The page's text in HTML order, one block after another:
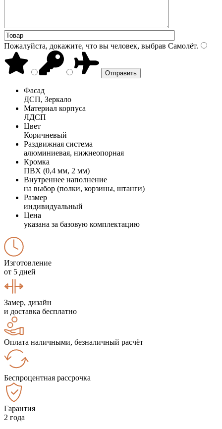
Пожалуйста, докажите, что вы человек, выбрав Самолёт.
Фасад
ДСП, Зеркало
Материал корпуса
ЛДСП
Цвет
Коричневый
Раздвижная система
алюминиевая, нижнеопорная
Кромка
ПВХ (0,4 мм, 2 мм)
Внутреннее наполнение
на выбор (полки, корзины, штанги)
Размер
индивидуальный
Цена
указана за базовую комплектацию
Изготовление
от 5 дней
Замер, дизайн
и доставка бесплатно
Оплата наличными, безналичный расчёт
Беспроцентная рассрочка
Гарантия
2 года